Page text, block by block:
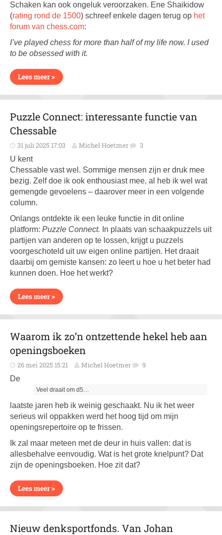
Schaken kan ook ongeluk veroorzaken. Ene Shaikidow
(rating rond de 1500) schreef enkele dagen terug op het
forum van chess.com:
I’ve played chess for more than half of my life now. I used
to be obsessed with it.
Lees meer >
Puzzle Connect: interessante functie van
Chessable
31 juli 2025 17:03 Michel Hoetmer 3
U kent
Chessable vast wel. Sommige mensen zijn er druk mee
bezig. Zelf doe ik ook enthousiast mee, al heb ik wel wat
gemengde gevoelens – daarover meer in een volgende
column.
Onlangs ontdekte ik een leuke functie in dit online
platform: Puzzle Connect. In plaats van schaakpuzzels uit
partijen van anderen op te lossen, krijgt u puzzels
voorgeschoteld uit uw eigen online partijen. Het draait
daarbij om gemiste kansen: zo leert u hoe u het beter had
kunnen doen. Hoe het werkt?
Lees meer >
Waarom ik zo’n ontzettende hekel heb aan
openingsboeken
26 mei 2025 15:21 Michel Hoetmer 9
Veel draait om d5…
De
laatste jaren heb ik weinig geschaakt. Nu ik het weer
serieus wil oppakken werd het hoog tijd om mijn
openingsrepertoire op te frissen.
Ik zal maar meteen met de deur in huis vallen: dat is
allesbehalve eenvoudig. Wat is het grote knelpunt? Dat
zijn de openingsboeken. Hoe zit dat?
Lees meer >
Nieuw denksportfonds. Van Johan